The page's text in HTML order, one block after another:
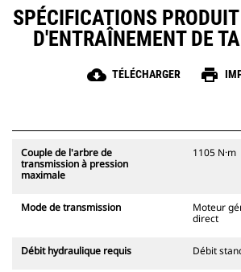
SPÉCIFICATIONS
D'ENTRAÎNEMENT DE
cloud_download TÉLÉCHARGER print
Couple de l'arbre de
transmission à pression
maximale
1105 N·m
Mode de transmission
Moteur
direct
Débit hydraulique requis Débit